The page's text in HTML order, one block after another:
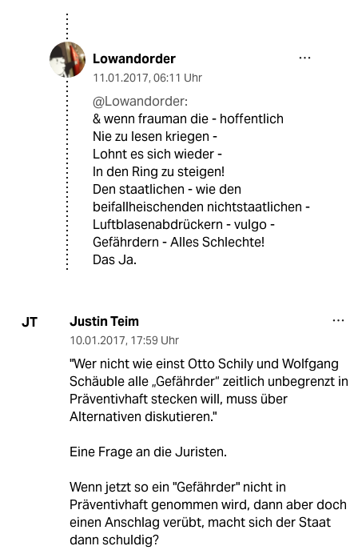
Lowandorder
11.01.2017, 06:11 Uhr
@Lowandorder:
& wenn frauman die - hoffentlich
Nie zu lesen kriegen -
Lohnt es sich wieder -
In den Ring zu steigen!
Den staatlichen - wie den
beifallheischenden nichtstaatlichen -
Luftblasenabdrückern - vulgo -
Gefährdern - Alles Schlechte!
Das Ja.
JT Justin Teim
10.01.2017, 17:59 Uhr
"Wer nicht wie einst Otto Schily und Wolfgang
Schäuble alle „Gefährder“ zeitlich unbegrenzt in
Präventivhaft stecken will, muss über
Alternativen diskutieren."
Eine Frage an die Juristen.
Wenn jetzt so ein "Gefährder" nicht in
Präventivhaft genommen wird, dann aber doch
einen Anschlag verübt, macht sich der Staat
dann schuldig?